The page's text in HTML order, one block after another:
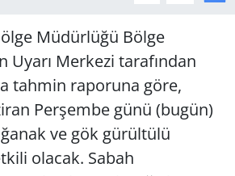
Müdürlüğü Bölge
Uyarı Merkezi tarafından
tahmin raporuna göre,
Perşembe günü (bugün)
ve gök gürültülü
olacak. Sabah